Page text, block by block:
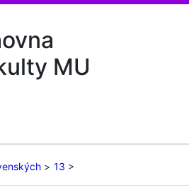
MU
13